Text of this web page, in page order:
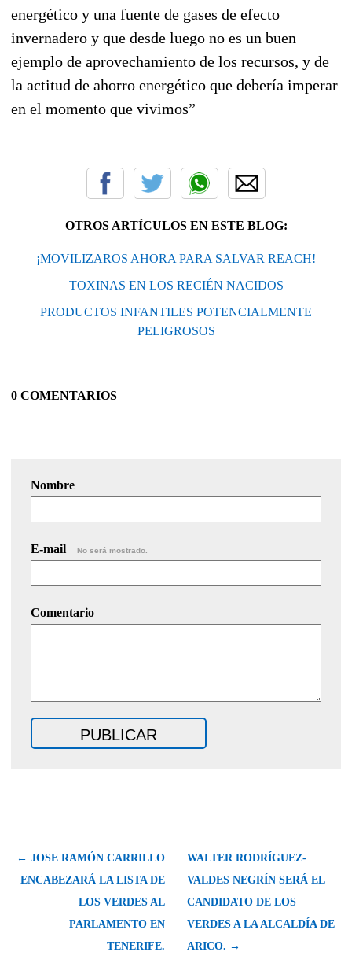
energético y una fuente de gases de efecto
invernadero y que desde luego no es un buen
ejemplo de aprovechamiento de los recursos, y de
la actitud de ahorro energético que debería imperar
en el momento que vivimos”
OTROS ARTÍCULOS EN ESTE BLOG:
¡MOVILIZAROS AHORA PARA SALVAR REACH!
TOXINAS EN LOS RECIÉN NACIDOS
PRODUCTOS INFANTILES POTENCIALMENTE
PELIGROSOS
0 COMENTARIOS
Nombre
E-mail No será mostrado.
Comentario
← JOSE RAMÓN CARRILLO
ENCABEZARÁ LA LISTA DE
LOS VERDES AL
PARLAMENTO EN
TENERIFE.
WALTER RODRÍGUEZ-
VALDES NEGRÍN SERÁ EL
CANDIDATO DE LOS
VERDES A LA ALCALDÍA DE
ARICO. →